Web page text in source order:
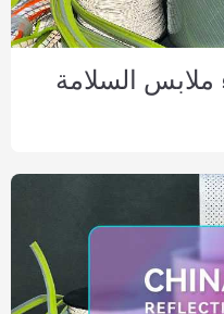
ملابس السلامة